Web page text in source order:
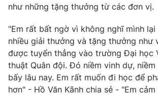
Liên hệ quảng cáo:024-7300.7108
như những tặng thưởng từ các đơn vị.
"Em rất bất ngờ vì không nghĩ mình lại
nhiều giải thưởng và tặng thưởng như
được tuyển thẳng vào trường Đại học
thuật Quân đội. Đó niềm vinh dự,
bấy lâu nay. Em rất muốn đi học để
hơn" - Hồ Văn Kãnh chia sẻ - "Em